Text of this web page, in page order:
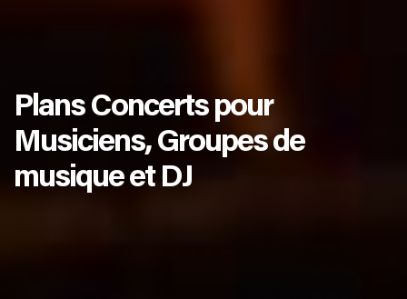
Plans Concerts pour
Musiciens, Groupes de
musique et DJ